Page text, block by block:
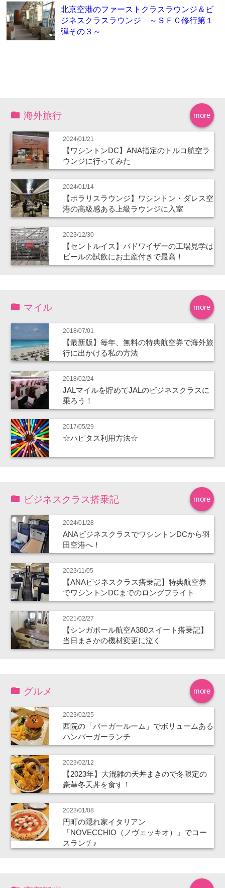
北京空港のファーストクラスラウンジ＆ビ
ジネスクラスラウンジ ～ＳＦＣ修行第１
弾その３～
more
海外旅行
2024/01/21
【ワシントンDC】ANA指定のトルコ航空ラ
ウンジに行ってみた
2024/01/14
【ポラリスラウンジ】ワシントン・ダレス空
港の高級感ある上級ラウンジに入室
2023/12/30
【セントルイス】バドワイザーの工場見学は
ビールの試飲にお土産付きで最高！
more
マイル
2018/07/01
【最新版】毎年、無料の特典航空券で海外旅
行に出かける私の方法
2018/02/24
JALマイルを貯めてJALのビジネスクラスに
乗ろう！
2017/05/29
☆ハピタス利用方法☆
more
ビジネスクラス搭乗記
2024/01/28
ANAビジネスクラスでワシントンDCから羽
田空港へ！
2023/11/05
【ANAビジネスクラス搭乗記】特典航空券
でワシントンDCまでのロングフライト
2021/02/27
【シンガポール航空A380スイート搭乗記】
当日まさかの機材変更に泣く
more
グルメ
2023/02/25
西院の「バーガールーム」でボリュームある
ハンバーガーランチ
2023/02/12
【2023年】大混雑の天丼まきので冬限定の
豪華冬天丼を食す！
2023/01/08
円町の隠れ家イタリアン
「NOVECCHIO（ノヴェッキオ）」でコー
スランチ♪